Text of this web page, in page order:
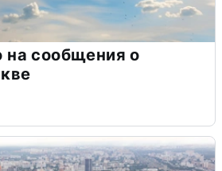
сообщения о